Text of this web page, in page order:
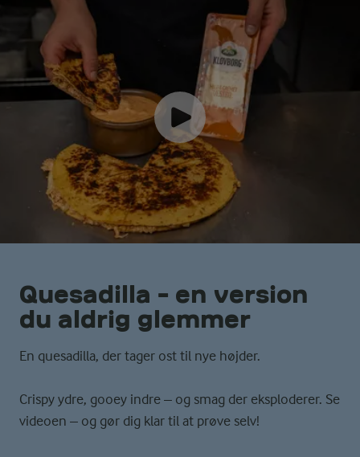
Quesadilla - en version
du aldrig glemmer
En quesadilla, der tager ost til nye højder.
Crispy ydre, gooey indre – og smag der eksploderer. Se
videoen – og gør dig klar til at prøve selv!